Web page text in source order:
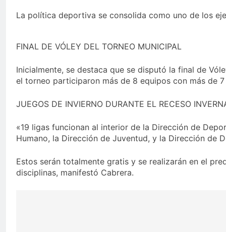
La política deportiva se consolida como uno de los
FINAL DE VÓLEY DEL TORNEO MUNICIPAL
Inicialmente, se destaca que se disputó la final de
el torneo participaron más de 8 equipos con más de
JUEGOS DE INVIERNO DURANTE EL RECESO
«19 ligas funcionan al interior de la Dirección de
Humano, la Dirección de Juventud, y la Dirección de
Estos serán totalmente gratis y se realizarán en el
disciplinas, manifestó Cabrera.